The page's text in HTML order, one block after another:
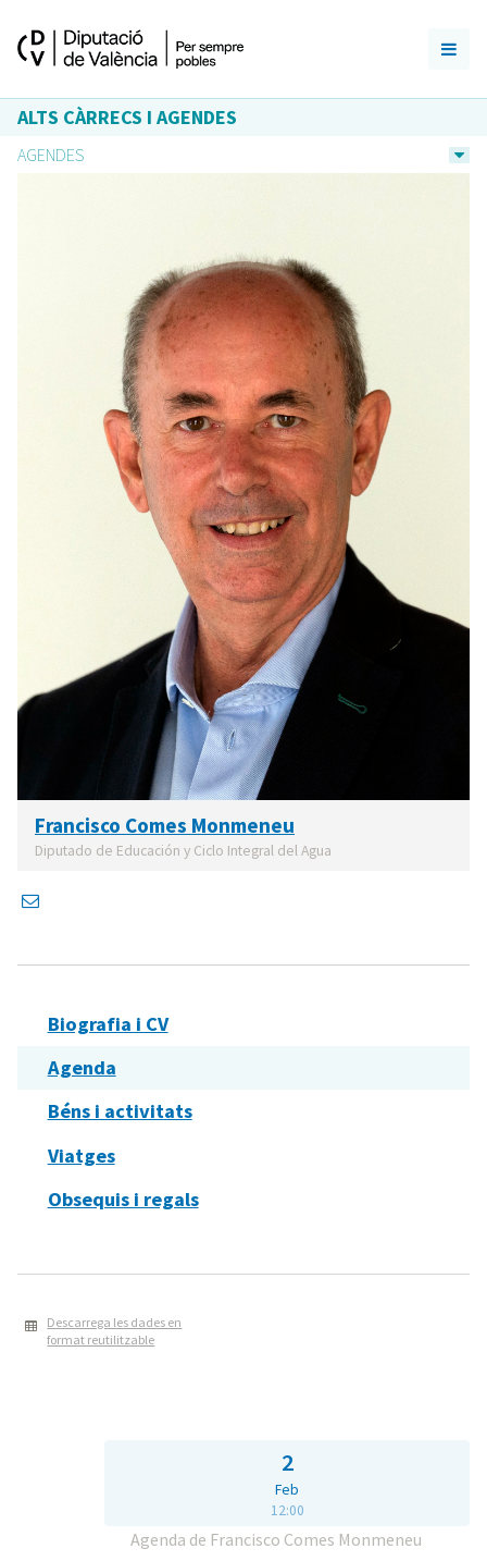
ALTS CÀRRECS I AGENDES
AGENDES
Francisco Comes Monmeneu
Diputado de Educación y Ciclo Integral del Agua
Biografia i CV
Agenda
Béns i activitats
Viatges
Obsequis i regals
Descarrega les dades en
format reutilitzable
2
Feb
12:00
Agenda de Francisco Comes Monmeneu